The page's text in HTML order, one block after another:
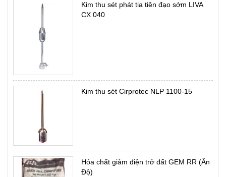
Kim thu sét phát tia tiên đạo sớm LIVA
CX 040
Kim thu sét Cirprotec NLP 1100-15
Hóa chất giảm điện trở đất GEM RR (Ấn
Độ)